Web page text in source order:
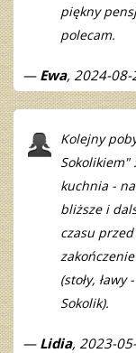
piękny
polecam.
Ewa, 2024-08-
Kolejny
Sokolikiem"
kuchnia -
bliższe i
czasu
(stoły,
Sokolik).
Lidia, 2023-